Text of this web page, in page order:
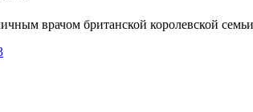
врачом британской королевской